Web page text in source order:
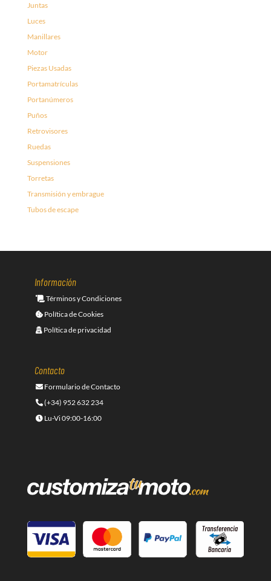
Juntas
Luces
Manillares
Motor
Piezas Usadas
Portamatrículas
Portanúmeros
Puños
Retrovisores
Ruedas
Suspensiones
Torretas
Transmisión y embrague
Tubos de escape
Información
Términos y Condiciones
Política de Cookies
Política de privacidad
Contacto
Formulario de Contacto
(+34) 952 632 234
Lu-Vi 09:00-16:00